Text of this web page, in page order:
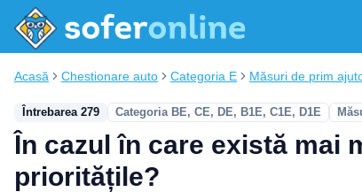
Acasă Chestionare auto Categoria E Măsuri de prim
Întrebarea 279 Categoria BE, CE, DE, B1E, C1E, D1E
În cazul în care există mai
prioritățile?